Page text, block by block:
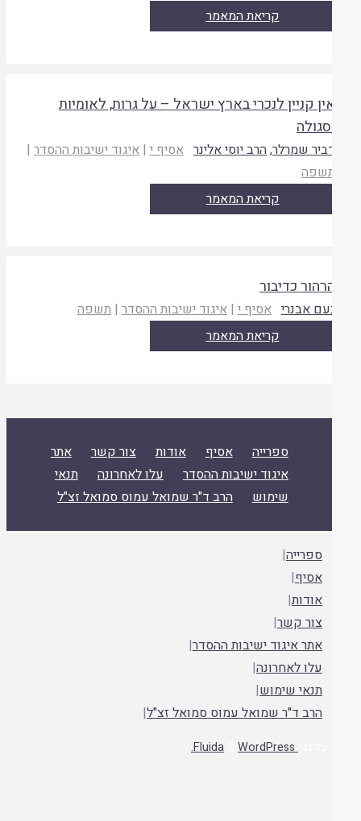
קריאת המאמר
קניין לנכרי בארץ ישראל – על גרות, לאומיות
שמרלר,הרב יוסי אלינר אסיף י |איגוד ישיבות ההסדר|
קריאת המאמר
כדיבור
אבנרי אסיף י|איגוד ישיבות ההסדר|תשפה
קריאת המאמר
ספרייה אסיף אודות צור קשר
אתר
איגוד ישיבות ההסדר
עלו לאחרונה
תנאי
שימוש
הרב ד"ר שמואל עמוס סמואל זצ"ל
ספרייה|
|
אודות|
צור קשר|
אתר איגוד ישיבות ההסדר|
עלו לאחרונה|
תנאי שימוש|
הרב ד"ר שמואל עמוס סמואל זצ"ל|
&WordPress.